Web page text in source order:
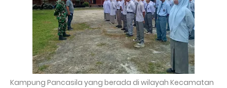
Kampung Pancasila yang berada di wilayah Kecamatan